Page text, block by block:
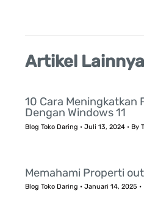
Artikel Lainnya
10 Cara Meningkatkan
Dengan Windows 11
Blog Toko Daring •Juli 13, 2024 • By
Memahami Properti
Blog Toko Daring •Januari 14, 2025